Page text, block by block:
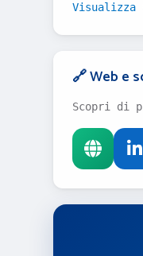
Visualizza
🔗 Web e
Scopri di